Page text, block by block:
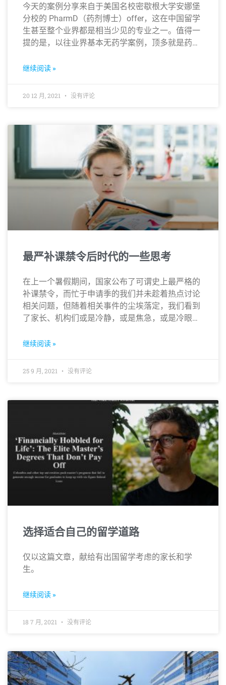
今天的案例分享来自于美国名校密歇根大学安娜堡
分校的 PharmD（药剂博士）offer，这在中国留学
生甚至整个业界都是相当少见的专业之一。值得一
提的是，以往业界基本无药学案例，顶多就是药学
MD也就是常说的医学博士，含金量不言而喻。
继续阅读 »
20 12 月, 2021 没有评论
最严补课禁令后时代的一些思考
在上一个暑假期间，国家公布了可谓史上最严格的
补课禁令，而忙于申请季的我们并未趁着热点讨论
相关问题，但随着相关事件的尘埃落定，我们看到
了家长、机构们或是冷静，或是焦急，或是冷眼旁
继续阅读 »
25 9 月, 2021 没有评论
选择适合自己的留学道路
仅以这篇文章，献给有出国留学考虑的家长和学
生。
继续阅读 »
18 7 月, 2021 没有评论